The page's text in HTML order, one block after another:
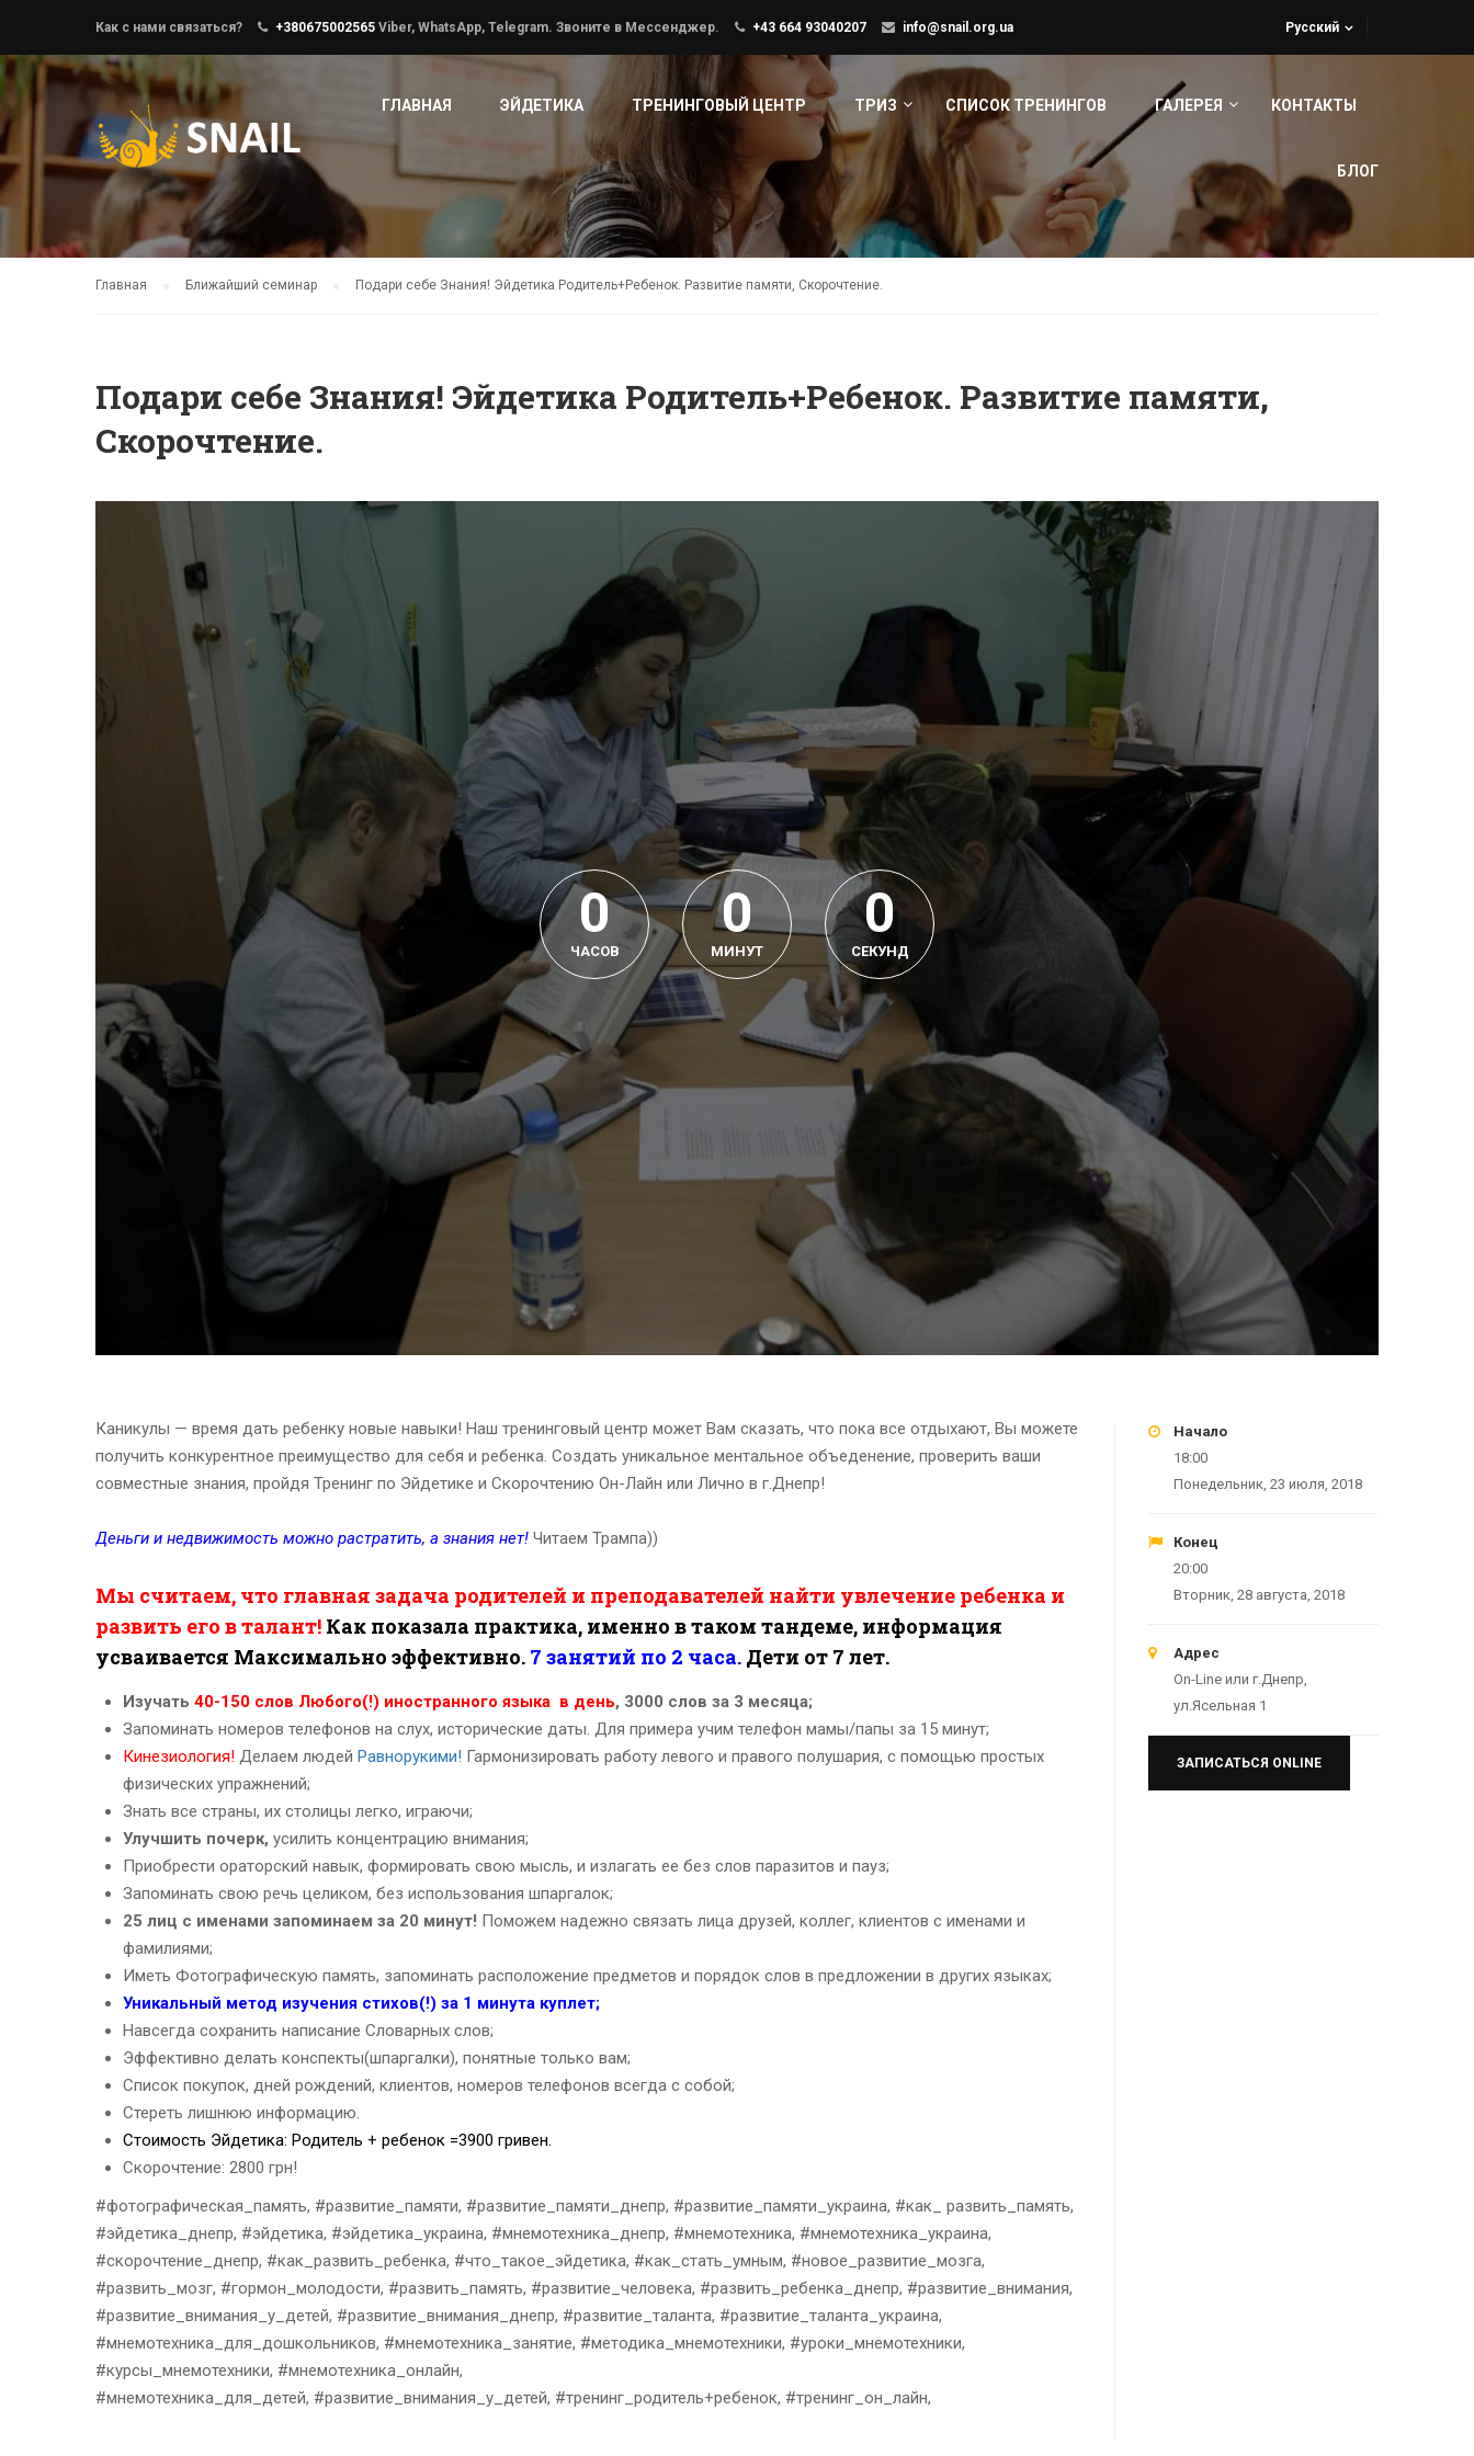
Как с нами связаться? +380675002565 Viber, WhatsApp, Telegram. Звоните в Мессенджер. +43 664 93040207 info@snail.org.ua Русский
ГЛАВНАЯ ЭЙДЕТИКА ТРЕНИНГОВЫЙ ЦЕНТР ТРИЗ СПИСОК ТРЕНИНГОВ ГАЛЕРЕЯ КОНТАКТЫ
БЛОГ
Главная Ближайший семинар Подари себе Знания! Эйдетика Родитель+Ребенок. Развитие памяти, Скорочтение.
Подари себе Знания! Эйдетика Родитель+Ребенок. Развитие памяти,
Скорочтение.
0
ЧАСОВ
0
МИНУТ
0
СЕКУНД
Каникулы — время дать ребенку новые навыки! Наш тренинговый центр может Вам сказать, что пока все отдыхают, Вы можете
получить конкурентное преимущество для себя и ребенка. Создать уникальное ментальное объеденение, проверить ваши
совместные знания, пройдя Тренинг по Эйдетике и Скорочтению Он-Лайн или Лично в г.Днепр!
Деньги и недвижимость можно растратить, а знания нет! Читаем Трампа))
Мы считаем, что главная задача родителей и преподавателей найти увлечение ребенка и
развить его в талант! Как показала практика, именно в таком тандеме, информация
усваивается Максимально эффективно. 7 занятий по 2 часа. Дети от 7 лет.
Изучать 40-150 слов Любого(!) иностранного языка в день, 3000 слов за 3 месяца;
Запоминать номеров телефонов на слух, исторические даты. Для примера учим телефон мамы/папы за 15 минут;
Кинезиология! Делаем людей Равнорукими! Гармонизировать работу левого и правого полушария, с помощью простых
физических упражнений;
Знать все страны, их столицы легко, играючи;
Улучшить почерк, усилить концентрацию внимания;
Приобрести ораторский навык, формировать свою мысль, и излагать ее без слов паразитов и пауз;
Запоминать свою речь целиком, без использования шпаргалок;
25 лиц с именами запоминаем за 20 минут! Поможем надежно связать лица друзей, коллег, клиентов с именами и
фамилиями;
Иметь Фотографическую память, запоминать расположение предметов и порядок слов в предложении в других языках;
Уникальный метод изучения стихов(!) за 1 минута куплет;
Навсегда сохранить написание Словарных слов;
Эффективно делать конспекты(шпаргалки), понятные только вам;
Список покупок, дней рождений, клиентов, номеров телефонов всегда с собой;
Стереть лишнюю информацию.
Стоимость Эйдетика: Родитель + ребенок =3900 гривен.
Скорочтение: 2800 грн!
#фотографическая_память, #развитие_памяти, #развитие_памяти_днепр, #развитие_памяти_украина, #как_ развить_память,
#эйдетика_днепр, #эйдетика, #эйдетика_украина, #мнемотехника_днепр, #мнемотехника, #мнемотехника_украина,
#скорочтение_днепр, #как_развить_ребенка, #что_такое_эйдетика, #как_стать_умным, #новое_развитие_мозга,
#развить_мозг, #гормон_молодости, #развить_память, #развитие_человека, #развить_ребенка_днепр, #развитие_внимания,
#развитие_внимания_у_детей, #развитие_внимания_днепр, #развитие_таланта, #развитие_таланта_украина,
#мнемотехника_для_дошкольников, #мнемотехника_занятие, #методика_мнемотехники, #уроки_мнемотехники,
#курсы_мнемотехники, #мнемотехника_онлайн,
#мнемотехника_для_детей, #развитие_внимания_у_детей, #тренинг_родитель+ребенок, #тренинг_он_лайн,
Начало
18:00
Понедельник, 23 июля, 2018
Конец
20:00
Вторник, 28 августа, 2018
Адрес
On-Line или г.Днепр,
ул.Ясельная 1
ЗАПИСАТЬСЯ ONLINE